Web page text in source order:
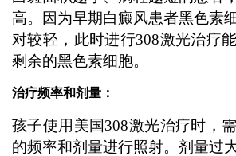
高。因为早期白癜风患者黑色素
对较轻，此时进行308激光治疗
剩余的黑色素细胞。
治疗频率和剂量：
孩子使用美国308激光治疗时，
的频率和剂量进行照射。剂量过